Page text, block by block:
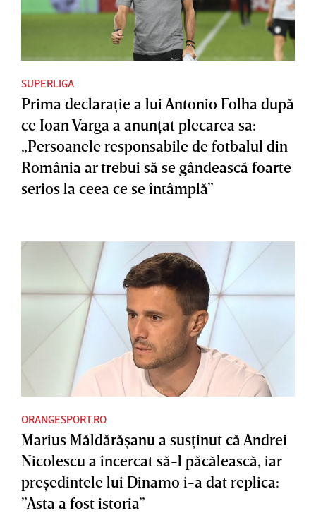
SUPERLIGA
Prima declaraţie a lui Antonio Folha după
ce Ioan Varga a anunţat plecarea sa:
„Persoanele responsabile de fotbalul din
România ar trebui să se gândească foarte
serios la ceea ce se întâmplă”
ORANGESPORT.RO
Marius Măldărăşanu a susţinut că Andrei
Nicolescu a încercat să-l păcălească, iar
preşedintele lui Dinamo i-a dat replica:
”Asta a fost istoria”